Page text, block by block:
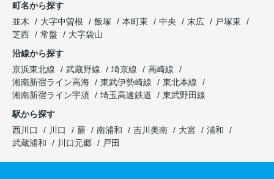
町名から探す
並木
大字中曽根 飯塚 本町東 中央 末広
戸塚東
芝西
常盤
大字袋山
沿線から探す
京浜東北線
武蔵野線 埼京線
高崎線
湘南新宿ライン高海
東武伊勢崎線
東北本線
湘南新宿ライン宇須
埼玉高速鉄道
東武野田線
駅から探す
西川口
川口 蕨 南浦和 吉川美南 大宮
浦和
武蔵浦和
川口元郷 戸田